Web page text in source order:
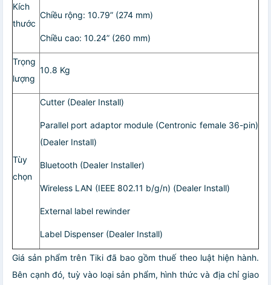
Kích
thước
Chiều rộng: 10.79” (274 mm)
Chiều cao: 10.24” (260 mm)
Trọng
lượng
10.8 Kg
Tùy
chọn
Cutter (Dealer Install)
Parallel port adaptor module (Centronic female 36-pin)
(Dealer Install)
Bluetooth (Dealer Installer)
Wireless LAN (IEEE 802.11 b/g/n) (Dealer Install)
External label rewinder
Label Dispenser (Dealer Install)
Giá sản phẩm trên Tiki đã bao gồm thuế theo luật hiện hành.
Bên cạnh đó, tuỳ vào loại sản phẩm, hình thức và địa chỉ giao